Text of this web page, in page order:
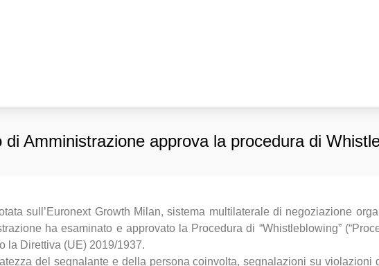
di Amministrazione approva la procedura di
sull’Euronext Growth Milan, sistema multilaterale di negoziazione
ha esaminato e approvato la Procedura di “Whistleblowing”
la Direttiva (UE) 2019/1937.
del segnalante e della persona coinvolta, segnalazioni su